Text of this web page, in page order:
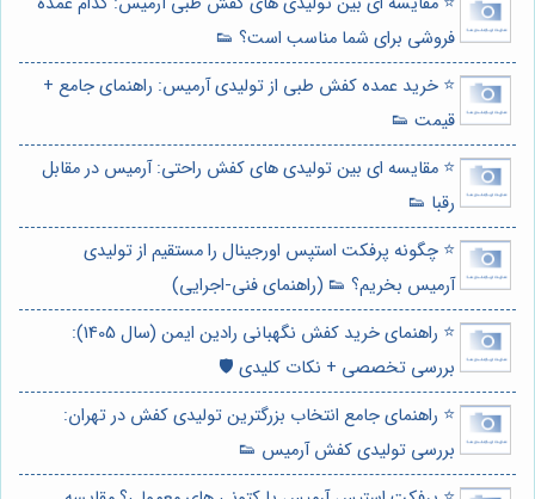
فروشی برای شما مناسب است؟ 👟
⭐️ خرید عمده کفش طبی از تولیدی آرمیس: راهنمای جامع +
قیمت 👟
⭐️ مقایسه ای بین تولیدی های کفش راحتی: آرمیس در مقابل
رقبا 👟
⭐️ چگونه پرفکت استپس اورجینال را مستقیم از تولیدی
آرمیس بخریم؟ 👟 (راهنمای فنی-اجرایی)
⭐️ راهنمای خرید کفش نگهبانی رادین ایمن (سال 1405):
بررسی تخصصی + نکات کلیدی 🛡️
⭐️ راهنمای جامع انتخاب بزرگترین تولیدی کفش در تهران:
بررسی تولیدی کفش آرمیس 👟